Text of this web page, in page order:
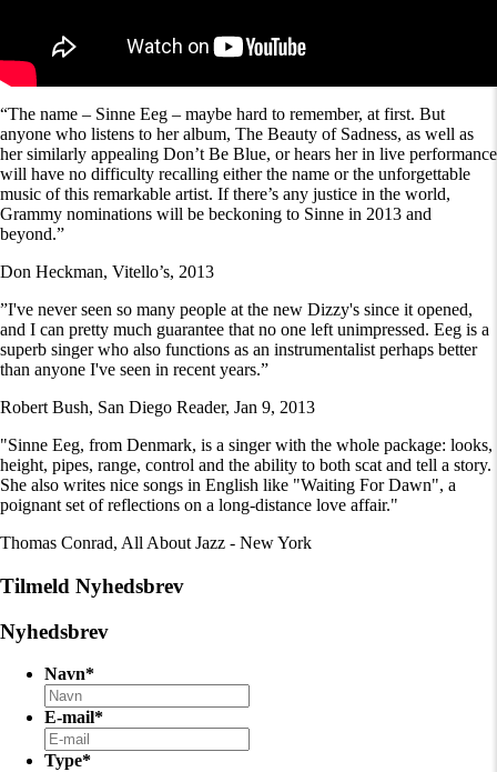
“The name – Sinne Eeg – maybe hard to remember, at first. But
anyone who listens to her album, The Beauty of Sadness, as well as
her similarly appealing Don’t Be Blue, or hears her in live performance
will have no difficulty recalling either the name or the unforgettable
music of this remarkable artist. If there’s any justice in the world,
Grammy nominations will be beckoning to Sinne in 2013 and
beyond.”
Don Heckman, Vitello’s, 2013
”I've never seen so many people at the new Dizzy's since it opened,
and I can pretty much guarantee that no one left unimpressed. Eeg is a
superb singer who also functions as an instrumentalist perhaps better
than anyone I've seen in recent years.”
Robert Bush, San Diego Reader, Jan 9, 2013
"Sinne Eeg, from Denmark, is a singer with the whole package: looks,
height, pipes, range, control and the ability to both scat and tell a story.
She also writes nice songs in English like "Waiting For Dawn", a
poignant set of reflections on a long-distance love affair."
Thomas Conrad, All About Jazz - New York
Tilmeld Nyhedsbrev
Nyhedsbrev
Navn*
E-mail*
Type*